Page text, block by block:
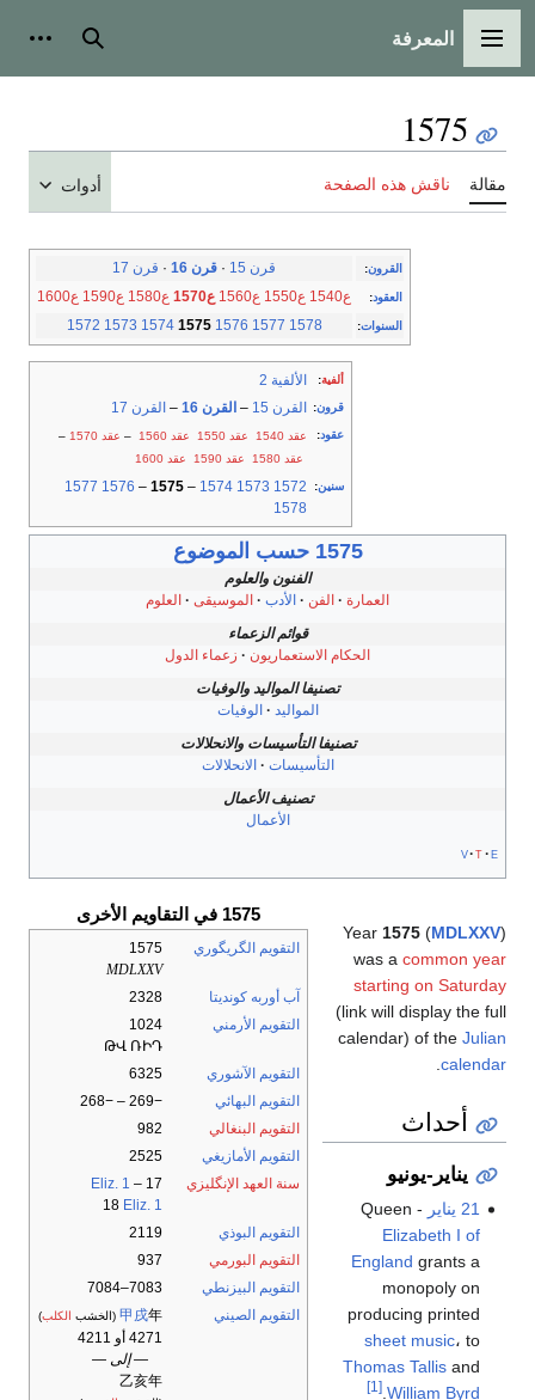
القائمة الرئيسية
المعرفة بحث
1575
مقالة ناقش هذه الصفحة أدوات
القرون: قرن 15 · قرن 16 · قرن 17
العقود: ع1540 ع1550 ع1560 ع1570 ع1580 ع1590 ع1600
السنوات:
1572 1573 1574 1575 1576 1577 1578
ألفية: الألفية 2
قرون: القرن 15 – القرن 16 – القرن 17
عقود: عقد 1540 عقد 1550 عقد 1560 – عقد 1570
–
عقد 1580
عقد 1590 عقد 1600
سنين:
1572
1573
1574
–
1575
–
1576
1577
1578
1575 حسب الموضوع
الفنون والعلوم
العمارة
الفن الأدب الموسيقى
العلوم
قوائم الزعماء
الحكام الاستعماريون
زعماء الدول
تصنيفا المواليد والوفيات
المواليد
الوفيات
تصنيفا التأسيسات والانحلالات
التأسيسات
الانحلالات
تصنيف الأعمال
الأعمال
v t e
1575 في التقاويم الأخرى
التقويم الگريگوري
1575
MDLXXV
آب أوربه كونديتا
2328
التقويم الأرمني
1024
ԹՎ ՌԻԴ
التقويم الآشوري
6325
التقويم البهائي
−269 – −268
التقويم البنغالي
982
التقويم الأمازيغي
2525
سنة العهد الإنگليزي
17
Eliz. 1 –
18 Eliz. 1
التقويم البوذي
2119
التقويم البورمي
937
التقويم البيزنطي
7083–7084
التقويم الصيني
甲戌年 (الخشب الكلب)
4271 أو 4211
— إلى —
乙亥年
Year 1575 (MDLXXV)
was a common year
starting on Saturday
(link will display the full
calendar) of the Julian
calendar
أحداث
يناير-يونيو
21 يناير
- Queen
Elizabeth I of
England grants a
monopoly on
producing printed
sheet music، to
Thomas Tallisand
William Byrd
.
[1]